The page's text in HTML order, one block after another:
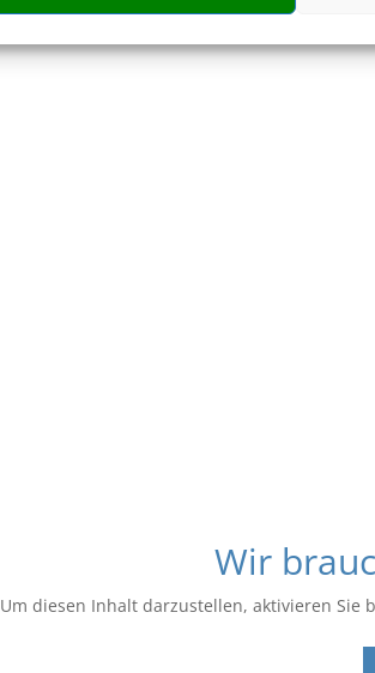
Wir
Um diesen Inhalt darzustellen, aktivieren Sie